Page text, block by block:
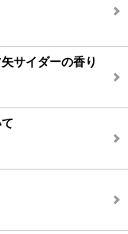
サイダーの香り